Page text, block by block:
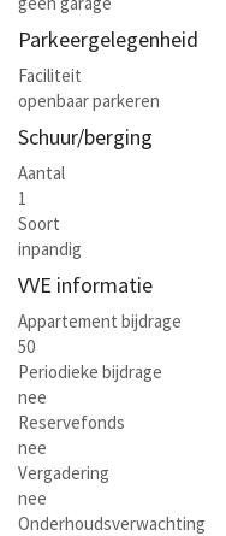
Parkeergelegenheid
Faciliteit
openbaar parkeren
Schuur/berging
Aantal
1
Soort
inpandig
VVE informatie
Appartement bijdrage
50
Periodieke bijdrage
nee
Reservefonds
nee
Vergadering
nee
Onderhoudsverwachting